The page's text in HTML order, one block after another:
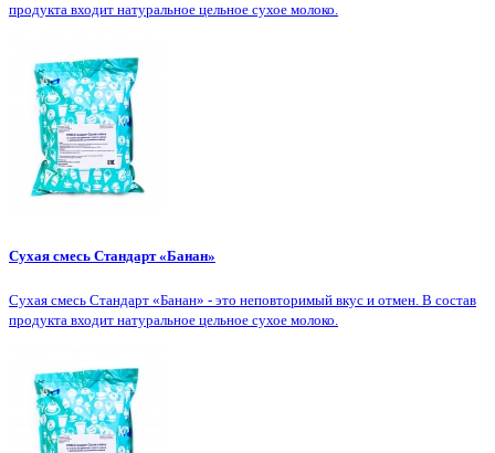
продукта входит натуральное цельное сухое молоко.
Сухая смесь Стандарт «Банан»
Сухая смесь Стандарт «Банан» - это неповторимый вкус и отмен. В состав
продукта входит натуральное цельное сухое молоко.